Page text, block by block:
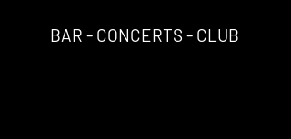
BAR - CONCERTS - CLUB